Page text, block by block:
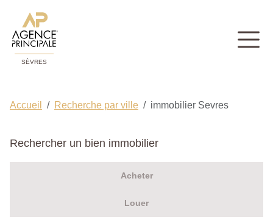
SÈVRES
Accueil Recherche par ville immobilier Sevres
Rechercher un bien immobilier
Acheter
Louer